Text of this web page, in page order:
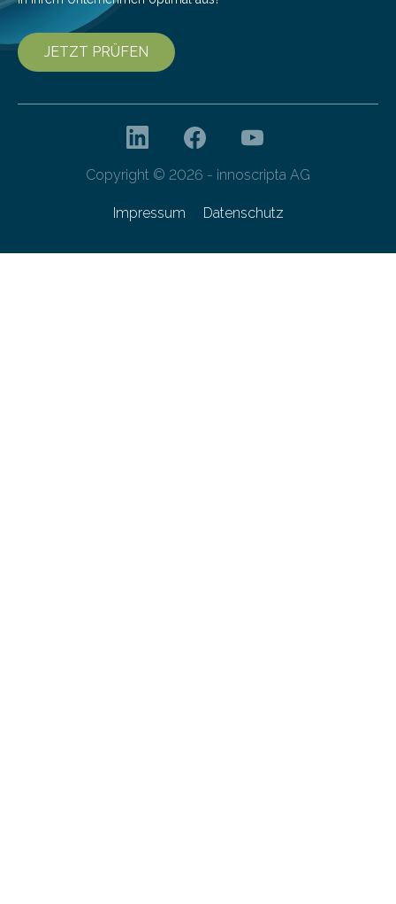
JETZT PRÜFEN
Copyright © 2026 - innoscripta AG
Impressum Datenschutz